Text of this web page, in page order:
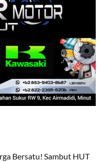
Bersatu! Sambut HUT